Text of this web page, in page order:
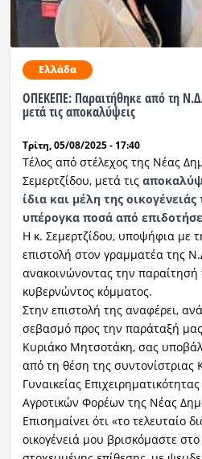
Ελλάδα
ΟΠΕΚΕΠΕ: Παραιτήθηκε από τη
μετά τις αποκαλύψεις
Τρίτη, 05/08/2025 - 17:40
Τέλος από στέλεχος της Νέας
Σεμερτζίδου, μετά τις
ίδια και μέλη της
υπέρογκα ποσά από
Η κ. Σεμερτζίδου, υποψήφια με
επιστολή στον γραμματέα της
ανακοινώνοντας την παραίτησή
κυβερνώντος κόμματος.
Στην επιστολή της αναφέρει,
σεβασμό προς την παράταξή
Κυριάκο Μητσοτάκη, σας
από τη θέση της συντονίστριας
Γυναικείας
Αγροτικών Φορέων της Νέας
Επισημαίνει ότι «το τελευταίο
οικογένειά μου βρισκόμαστε στο